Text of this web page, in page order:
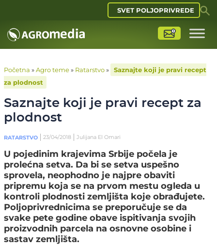
SVET POLJOPRIVREDE
Početna »Agro teme» Ratarstvo»
Saznajte koji je pravi recept
za plodnost
Saznajte koji je pravi recept za
plodnost
RATARSTVO 23/04/2018 Julijana El Omari
U pojedinim krajevima Srbije počela je
prolećna setva. Da bi se setva uspešno
sprovela, neophodno je najpre obaviti
pripremu koja se na prvom mestu ogleda u
kontroli plodnosti zemljišta koje obrađujete.
Poljoprivrednicima se preporučuje se da
svake pete godine obave ispitivanja svojih
proizvodnih parcela na osnovne osobine i
sastav zemljišta.